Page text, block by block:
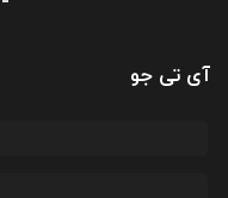
آی تی جو